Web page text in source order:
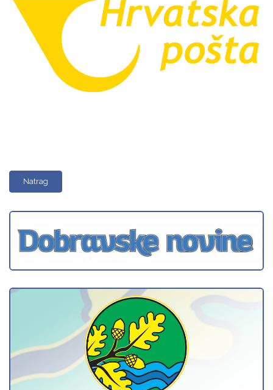
Natrag